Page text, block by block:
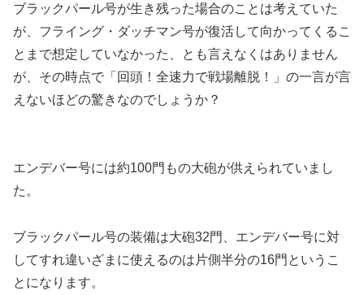
ブラックパール号が生き残った場合のことは考えていた
が、フライング・ダッチマン号が復活して向かってくるこ
とまで想定していなかった、とも言えなくはありません
が、その時点で「回頭！全速力で戦場離脱！」の一言が言
えないほどの驚きなのでしょうか？
エンデバー号には約100門もの大砲が供えられていまし
た。
ブラックパール号の装備は大砲32門、エンデバー号に対
してすれ違いざまに使えるのは片側半分の16門というこ
とになります。